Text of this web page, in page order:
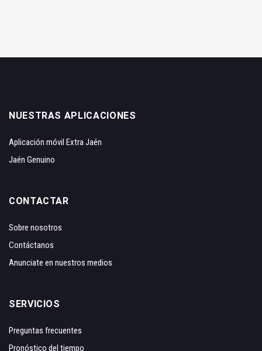
NUESTRAS APLICACIONES
Aplicación móvil Extra Jaén
Jaén Genuino
CONTACTAR
Sobre nosotros
Contáctanos
Anunciate en nuestros medios
SERVICIOS
Preguntas frecuentes
Pronóstico del tiempo